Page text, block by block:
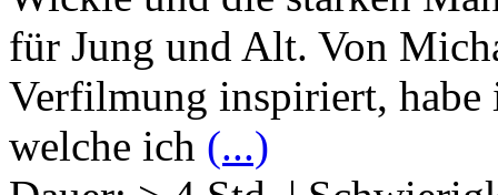
für Jung und Alt. Von
Verfilmung inspiriert, habe
welche ich (...)